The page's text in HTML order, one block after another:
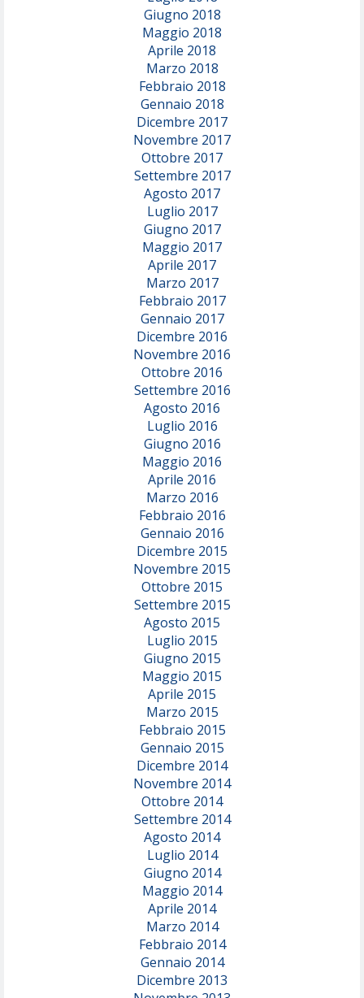
Giugno 2018
Maggio 2018
Aprile 2018
Marzo 2018
Febbraio 2018
Gennaio 2018
Dicembre 2017
Novembre 2017
Ottobre 2017
Settembre 2017
Agosto 2017
Luglio 2017
Giugno 2017
Maggio 2017
Aprile 2017
Marzo 2017
Febbraio 2017
Gennaio 2017
Dicembre 2016
Novembre 2016
Ottobre 2016
Settembre 2016
Agosto 2016
Luglio 2016
Giugno 2016
Maggio 2016
Aprile 2016
Marzo 2016
Febbraio 2016
Gennaio 2016
Dicembre 2015
Novembre 2015
Ottobre 2015
Settembre 2015
Agosto 2015
Luglio 2015
Giugno 2015
Maggio 2015
Aprile 2015
Marzo 2015
Febbraio 2015
Gennaio 2015
Dicembre 2014
Novembre 2014
Ottobre 2014
Settembre 2014
Agosto 2014
Luglio 2014
Giugno 2014
Maggio 2014
Aprile 2014
Marzo 2014
Febbraio 2014
Gennaio 2014
Dicembre 2013